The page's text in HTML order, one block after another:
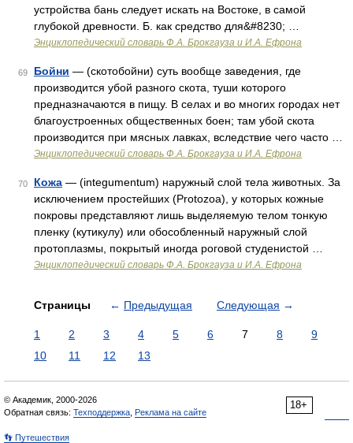
устройства бань следует искать на Востоке, в самой
глубокой древности. Б. как средство для&#8230; …
Энциклопедический словарь Ф.А. Брокгауза и И.А. Ефрона
69 Бойни — (скотобойни) суть вообще заведения, где
производится убой разного скота, туши которого
предназначаются в пищу. В селах и во многих городах нет
благоустроенных общественных боен; там убой скота
производится при мясных лавках, вследствие чего часто …
Энциклопедический словарь Ф.А. Брокгауза и И.А. Ефрона
70 Кожа — (integumentum) наружный слой тела животных. За
исключением простейших (Protozoa), y которых кожные
покровы представляют лишь выделяемую телом тонкую
пленку (кутикулу) или обособленный наружный слой
протоплазмы, покрытый иногда роговой студенистой …
Энциклопедический словарь Ф.А. Брокгауза и И.А. Ефрона
Страницы ← Предыдущая Следующая →
1 2 3 4 5 6 7 8
9
10
11 12 13
18+
© Академик, 2000-2026
Обратная связь: Техподдержка Реклама на сайте
👣 Путешествия